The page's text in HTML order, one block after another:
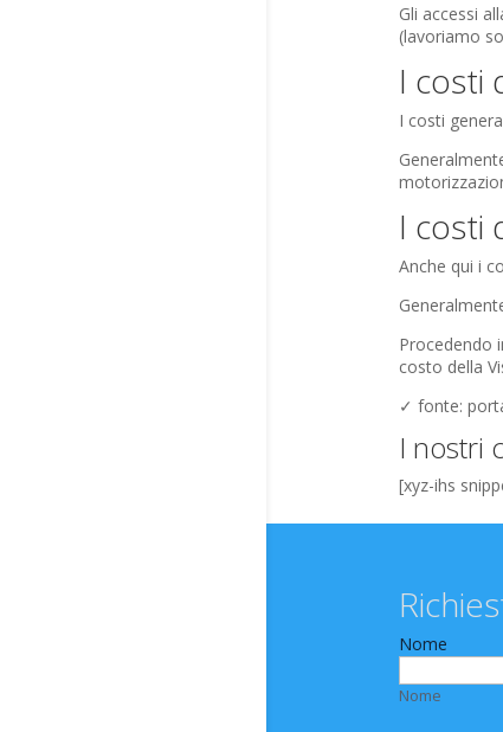
Gli accessi
(lavoriamo
I costi
I costi
I costi
Anche qui i
Procedendo
costo della
✓ fonte:
I nostri
[xyz-ihs
Nome
Nome